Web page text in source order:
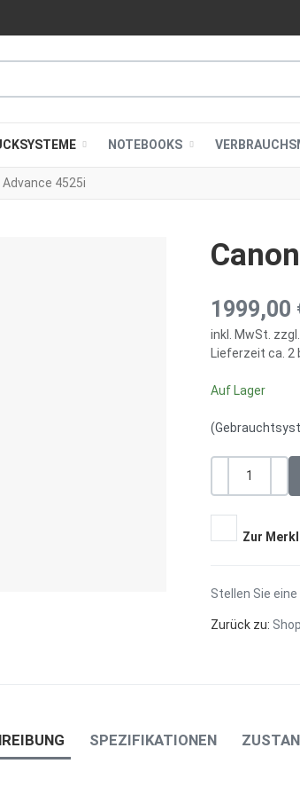
NOTEBOOKS
4525i
1999,00
inkl. MwSt. zzgl.
Lieferzeit ca. 2
Auf Lager
Zur
Stellen Sie
Zurück zu:
SPEZIFIKATIONEN